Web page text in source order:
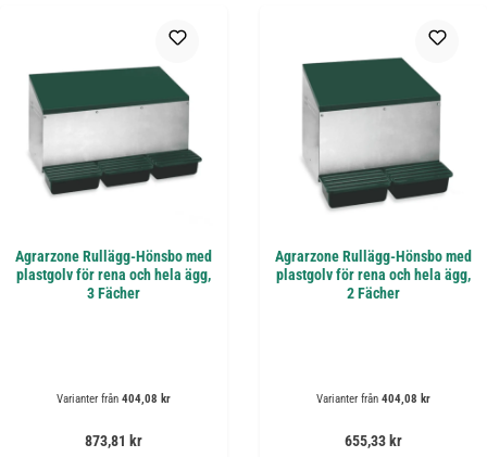
Agrarzone Rullägg-Hönsbo med
plastgolv för rena och hela ägg,
3 Fächer
Varianter från 404,08 kr
Ordinarie pris:
873,81 kr
Agrarzone Rullägg-Hönsbo med
plastgolv för rena och hela ägg,
2 Fächer
Varianter från 404,08 kr
Ordinarie pris:
655,33 kr